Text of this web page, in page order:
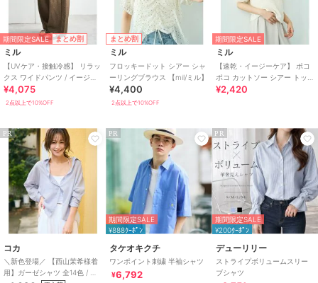
期間限定SALE まとめ割
ミル
【UVケア・接触冷感】 リラッ
クス ワイドパンツ / イージー
ケア 【mil (ミル)】
¥4,075
2点以上で10%OFF
まとめ割
ミル
フロッキードット シアー シャ
ーリングブラウス 【mil/ミル】
¥4,400
2点以上で10%OFF
期間限定SALE
ミル
【速乾・イージーケア】 ポコ
ポコ カットソー シアー トップ
ス 【mil/ミル】
¥2,420
PR
コカ
＼新色登場／ 【西山茉希様着
用】ガーゼシャツ 全14色 / 冷
PR
期間限定SALE
¥888ｸｰﾎﾟﾝ
タケオキクチ
ワンポイント刺繍 半袖シャツ
¥6,792
PR
期間限定SALE
¥200ｸｰﾎﾟﾝ
デューリリー
ストライプボリュームスリー
ブシャツ